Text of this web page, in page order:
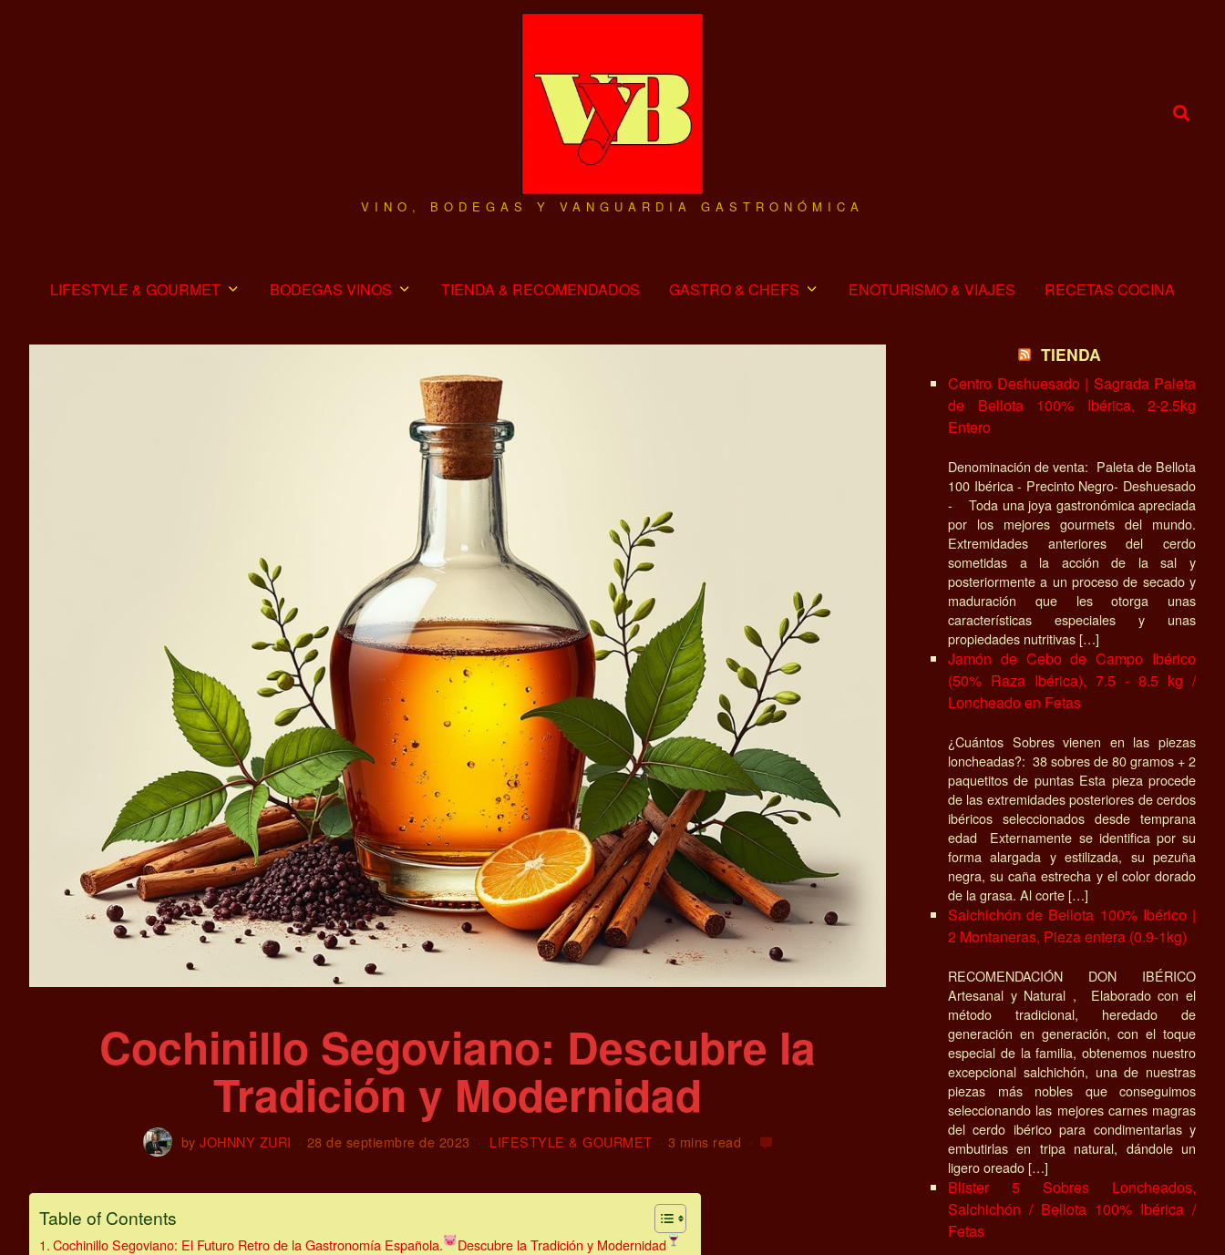
VINO, BODEGAS Y VANGUARDIA GASTRONÓMICA
LIFESTYLE & GOURMET BODEGAS VINOS TIENDA & RECOMENDADOS GASTRO & CHEFS ENOTURISMO & VIAJES RECETAS COCINA
Cochinillo Segoviano: Descubre la
Tradición y Modernidad
by JOHNNY ZURI 28 de septiembre de 2023 LIFESTYLE & GOURMET 3 mins read
Table of Contents
Cochinillo Segoviano: El Futuro Retro de la Gastronomía Española.
Descubre la Tradición y Modernidad
TIENDA
Centro Deshuesado | Sagrada Paleta
de Bellota 100% Ibérica, 2-2.5kg
Entero
Denominación de venta: Paleta de Bellota
100 Ibérica - Precinto Negro- Deshuesado
- Toda una joya gastronómica apreciada
por los mejores gourmets del mundo.
Extremidades anteriores del cerdo
sometidas a la acción de la sal y
posteriormente a un proceso de secado y
maduración que les otorga unas
características especiales y unas
propiedades nutritivas […]
Jamón de Cebo de Campo Ibérico
(50% Raza Ibérica), 7.5 - 8.5 kg /
Loncheado en Fetas
¿Cuántos Sobres vienen en las piezas
loncheadas?: 38 sobres de 80 gramos + 2
paquetitos de puntas Esta pieza procede
de las extremidades posteriores de cerdos
ibéricos seleccionados desde temprana
edad Externamente se identifica por su
forma alargada y estilizada, su pezuña
negra, su caña estrecha y el color dorado
de la grasa. Al corte […]
Salchichón de Bellota 100% Ibérico |
2 Montaneras, Pieza entera (0.9-1kg)
RECOMENDACIÓN DON IBÉRICO
Artesanal y Natural , Elaborado con el
método tradicional, heredado de
generación en generación, con el toque
especial de la familia, obtenemos nuestro
excepcional salchichón, una de nuestras
piezas más nobles que conseguimos
seleccionando las mejores carnes magras
del cerdo ibérico para condimentarlas y
embutirlas en tripa natural, dándole un
ligero oreado […]
Blister 5 Sobres Loncheados,
Salchichón / Bellota 100% Ibérica /
Fetas